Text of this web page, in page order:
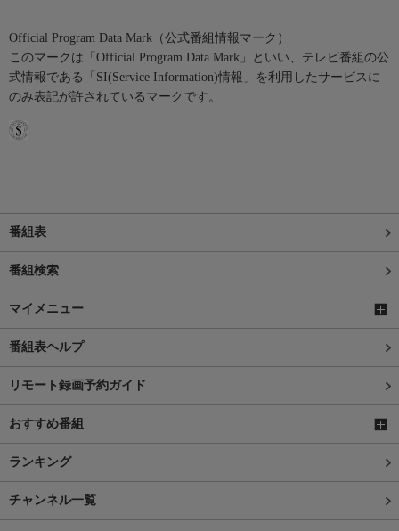
Official Program Data Mark（公式番組情報マーク）
このマークは「Official Program Data Mark」といい、テレビ番組の公
式情報である「SI(Service Information)情報」を利用したサービスに
のみ表記が許されているマークです。
番組表
番組検索
マイメニュー
番組表ヘルプ
リモート録画予約ガイド
おすすめ番組
ランキング
チャンネル一覧